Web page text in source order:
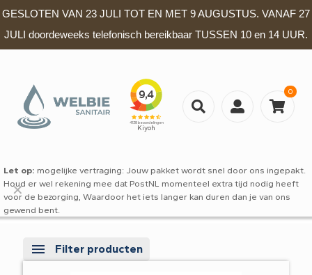
GESLOTEN VAN 23 JULI TOT EN MET 9 AUGUSTUS. VANAF 27
JULI doordeweeks telefonisch bereikbaar TUSSEN 10 en 14 UUR.
0
Let op: mogelijke vertraging: Jouw pakket wordt snel door ons ingepakt.
Houd er wel rekening mee dat PostNL momenteel extra tijd nodig heeft
voor de bezorging, Waardoor het iets langer kan duren dan je van ons
gewend bent.
✕
Filter producten